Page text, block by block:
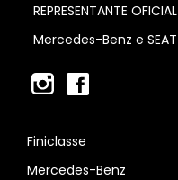
REPRESENTANTE OFICIAL
Mercedes-Benz e SEAT
Finiclasse
Mercedes-Benz